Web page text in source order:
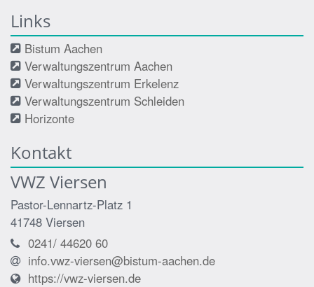
Links
Bistum Aachen
Verwaltungszentrum Aachen
Verwaltungszentrum Erkelenz
Verwaltungszentrum Schleiden
Horizonte
Kontakt
VWZ Viersen
Pastor-Lennartz-Platz 1
41748 Viersen
0241/ 44620 60
info.vwz-viersen@bistum-aachen.de
https://vwz-viersen.de